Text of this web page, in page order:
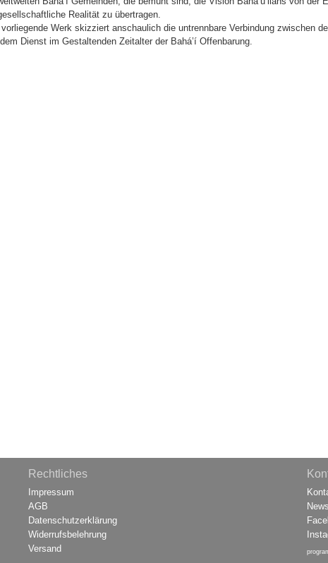
Realität zu übertragen.
vorliegende Werk skizziert anschaulich die untrennbare Verbindung zwischen
Dienst im Gestaltenden Zeitalter der Bahá’í Offenbarung.
Rechtliches
Impressum
AGB
Datenschutzerklärung
Widerrufsbelehrung
Versand